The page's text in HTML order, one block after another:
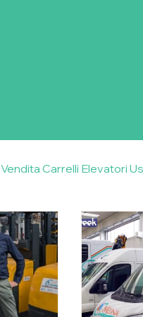
Vendita Carrelli Elevatori